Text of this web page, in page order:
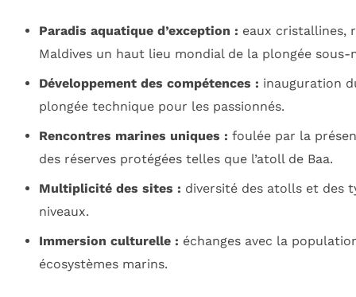
Paradis aquatique d’exception : eaux cristallines,
Maldives un haut lieu mondial de la plongée sous-
Développement des compétences : inauguration
plongée technique pour les passionnés.
Rencontres marines uniques : foulée par la
des réserves protégées telles que l’atoll de Baa.
Multiplicité des sites : diversité des atolls et des
niveaux.
Immersion culturelle : échanges avec la
écosystèmes marins.